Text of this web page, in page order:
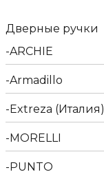
Дверные ручки
ARCHIE
Armadillo
Extreza (Италия)
MORELLI
PUNTO